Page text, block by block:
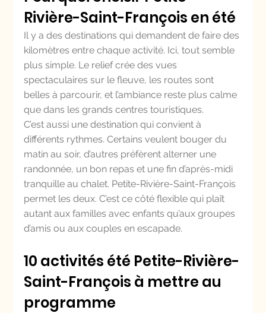
Rivière-Saint-François en été
Il y a des destinations qui demandent de faire des
kilomètres entre chaque activité. Ici, tout semble
plus simple. Le relief crée des vues
spectaculaires sur le fleuve, les routes sont
belles à parcourir, et l’ambiance reste plus calme
que dans les grands centres touristiques.
C’est aussi une destination qui convient à
différents rythmes. Certains veulent bouger du
matin au soir, d’autres préfèrent alterner une
randonnée, un bon repas et une fin d’après-midi
tranquille au chalet. Petite-Rivière-Saint-François
permet les deux. C’est ce côté flexible qui plaît
autant aux familles avec enfants qu’aux groupes
d’amis ou aux couples en escapade.
10 activités été Petite-Rivière-
Saint-François à mettre au
programme